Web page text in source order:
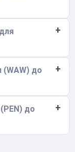
(WAW) до
до